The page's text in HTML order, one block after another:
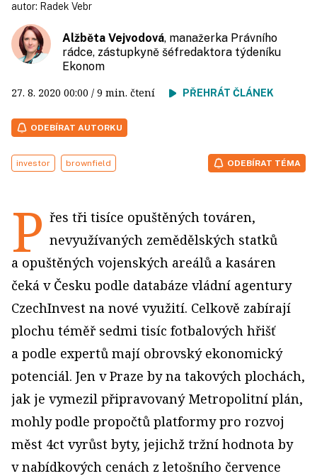
autor: Radek Vebr
Alžběta Vejvodová, manažerka Právního
rádce, zástupkyně šéfredaktora týdeníku
Ekonom
27. 8. 2020 00:00 / 9 min. čtení PŘEHRÁT ČLÁNEK
ODEBÍRAT AUTORKU
investor brownfield ODEBÍRAT TÉMA
P řes tři tisíce opuštěných továren,
nevyužívaných zemědělských statků
a opuštěných vojenských areálů a kasáren
čeká v Česku podle databáze vládní agentury
CzechInvest na nové využití. Celkově zabírají
plochu téměř sedmi tisíc fotbalových hřišť
a podle expertů mají obrovský ekonomický
potenciál. Jen v Praze by na takových plochách,
jak je vymezil připravovaný Metropolitní plán,
mohly podle propočtů platformy pro rozvoj
měst 4ct vyrůst byty, jejichž tržní hodnota by
v nabídkových cenách z letošního července